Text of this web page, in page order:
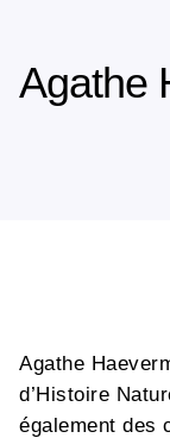
Agathe
Agathe
d’Histoire
également des